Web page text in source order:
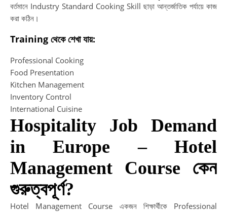
বর্তমানে Industry Standard Cooking Skill ছাড়া আন্তর্জাতিক পর্যায়ে কাজ
করা কঠিন।
Training থেকে শেখা যায়:
Professional Cooking
Food Presentation
Kitchen Management
Inventory Control
International Cuisine
Hospitality Job Demand
in Europe – Hotel
Management Course কেন
গুরুত্বপূর্ণ?
Hotel Management Course একজন শিক্ষার্থীকে Professional